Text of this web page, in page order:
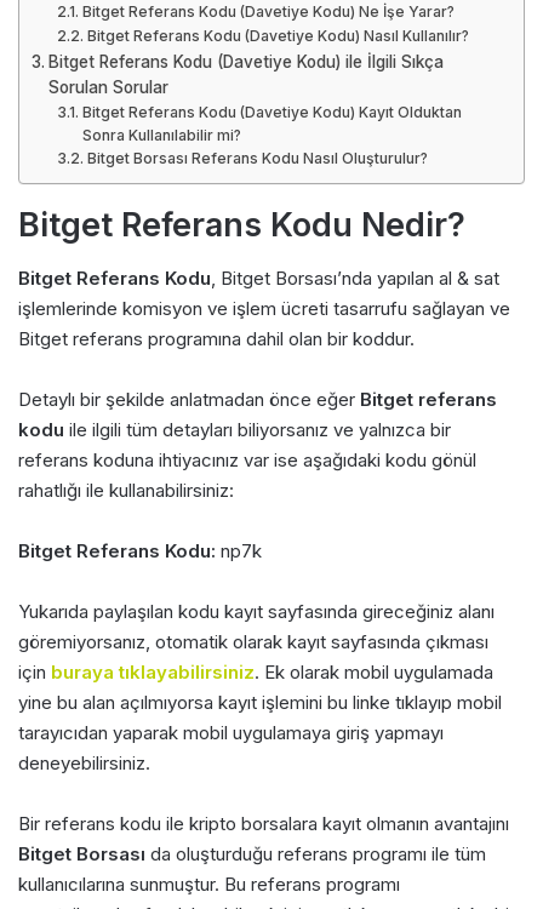
Bitget Referans Kodu (Davetiye Kodu) Ne İşe Yarar?
Bitget Referans Kodu (Davetiye Kodu) Nasıl Kullanılır?
Bitget Referans Kodu (Davetiye Kodu) ile İlgili Sıkça
Sorulan Sorular
Bitget Referans Kodu (Davetiye Kodu) Kayıt Olduktan
Sonra Kullanılabilir mi?
Bitget Borsası Referans Kodu Nasıl Oluşturulur?
Bitget Referans Kodu Nedir?
Bitget Referans Kodu, Bitget Borsası’nda yapılan al & sat
işlemlerinde komisyon ve işlem ücreti tasarrufu sağlayan ve
Bitget referans programına dahil olan bir koddur.
Detaylı bir şekilde anlatmadan önce eğer Bitget referans
kodu ile ilgili tüm detayları biliyorsanız ve yalnızca bir
referans koduna ihtiyacınız var ise aşağıdaki kodu gönül
rahatlığı ile kullanabilirsiniz:
Bitget Referans Kodu: np7k
Yukarıda paylaşılan kodu kayıt sayfasında gireceğiniz alanı
göremiyorsanız, otomatik olarak kayıt sayfasında çıkması
için buraya tıklayabilirsiniz. Ek olarak mobil uygulamada
yine bu alan açılmıyorsa kayıt işlemini bu linke tıklayıp mobil
tarayıcıdan yaparak mobil uygulamaya giriş yapmayı
deneyebilirsiniz.
Bir referans kodu ile kripto borsalara kayıt olmanın avantajını
Bitget Borsası da oluşturduğu referans programı ile tüm
kullanıcılarına sunmuştur. Bu referans programı